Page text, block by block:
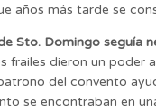
años más tarde se
Sto. Domingo seguía
frailes dieron un poder
del convento
se encontraban en